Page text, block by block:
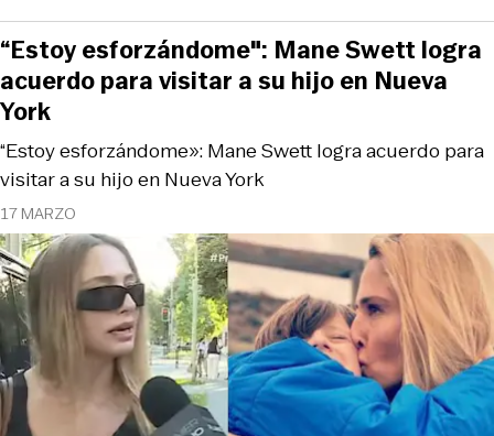
17 MARZO
“Estoy esforzándome»: Mane Swett logra acuerdo para
visitar a su hijo en Nueva York
“Estoy esforzándome": Mane Swett logra
acuerdo para visitar a su hijo en Nueva
York